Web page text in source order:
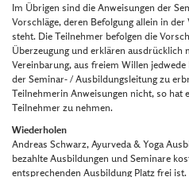
Im Übrigen sind die Anweisungen der
Vorschläge, deren Befolgung allein in
steht. Die Teilnehmer befolgen die
Überzeugung und erklären ausdrücklich
Vereinbarung, aus freiem Willen
der Seminar- / Ausbildungsleitung zu
Teilnehmerin Anweisungen nicht, so hat
Teilnehmer zu nehmen.
Wiederholen
Andreas Schwarz, Ayurveda & Yoga
bezahlte Ausbildungen und Seminare
entsprechenden Ausbildung Platz frei ist.